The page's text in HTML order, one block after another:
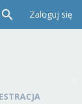
Zaloguj się